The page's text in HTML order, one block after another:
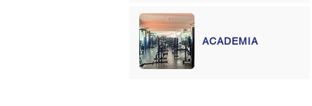
ACADEMIA